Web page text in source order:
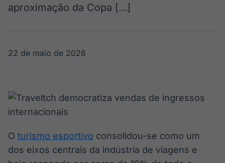
e Conteúdos
Broadcast
headlines de
notícias
Broadcast
funcionalidades
aproximação da Copa […]
22 de maio de 2026
O turismo esportivo consolidou-se como um
dos eixos centrais da indústria de viagens e